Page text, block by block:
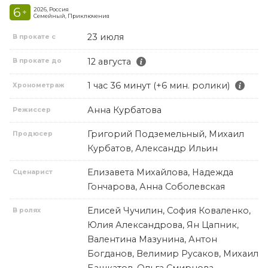
6 +
2026, Россия
Семейный, Приключения
В прокате с 23 июля
В прокате до 12 августа
Хронометраж 1 час 36 минут (+6 мин. ролики)
Режиссер Анна Курбатова
Продюсер
Григорий Подземельный, Михаил
Курбатов, Александр Ильин
Сценарист
Елизавета Михайлова, Надежда
Гончарова, Анна Соболевская
В ролях
Елисей Чучилин, София Коваленко,
Юлия Александрова, Ян Цапник,
Валентина Мазунина, Антон
Богданов, Велимир Русаков, Михаил